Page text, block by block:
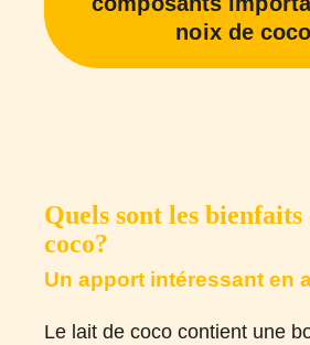
noix de
Quels sont les
coco?
Un apport intéressant en
Le lait de coco contient une